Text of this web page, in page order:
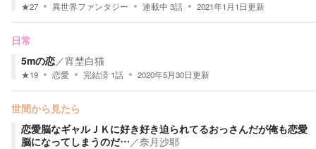
★27 異世界ファンタジー 連載中 3話 2021年1月1日更新
日常
5mの恋／宵埜白猫
★19 恋愛 完結済 1話 2020年5月30日更新
世間から見たら
恋愛脳なギャルＪＫに好き好き迫られてるおっさんだが俺も恋愛
脳になってしまうのだ…／奈月沙耶